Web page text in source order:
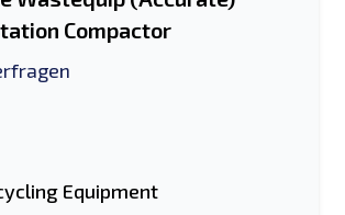
Name
Compactor
Equipment
Mobilgerät
Namen